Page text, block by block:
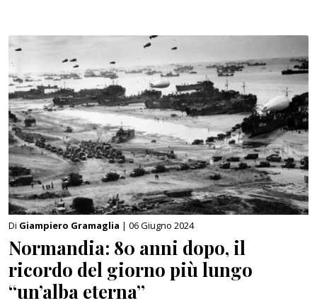
Di Giampiero Gramaglia | 06 Giugno 2024
Normandia: 80 anni dopo, il
ricordo del giorno più lungo
“un’alba eterna”